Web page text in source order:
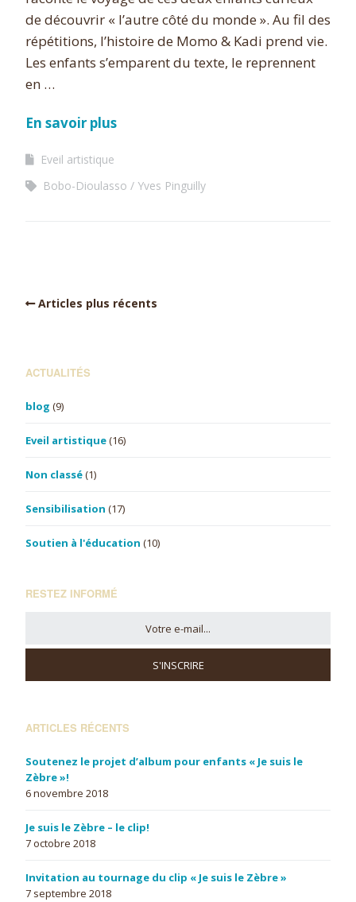
de découvrir « l’autre côté du monde ». Au fil des
répétitions, l’histoire de Momo & Kadi prend vie.
Les enfants s’emparent du texte, le reprennent
en …
En savoir plus
Eveil artistique
Bobo-Dioulasso
Yves Pinguilly
Articles plus récents
ACTUALITÉS
blog (9)
Eveil artistique(16)
Non classé(1)
Sensibilisation (17)
Soutien à l'éducation (10)
RESTEZ INFORMÉ
ARTICLES RÉCENTS
Soutenez le projet d’album pour enfants « Je suis le
Zèbre »!
6 novembre 2018
Je suis le Zèbre – le clip!
7 octobre 2018
Invitation au tournage du clip « Je suis le Zèbre »
7 septembre 2018